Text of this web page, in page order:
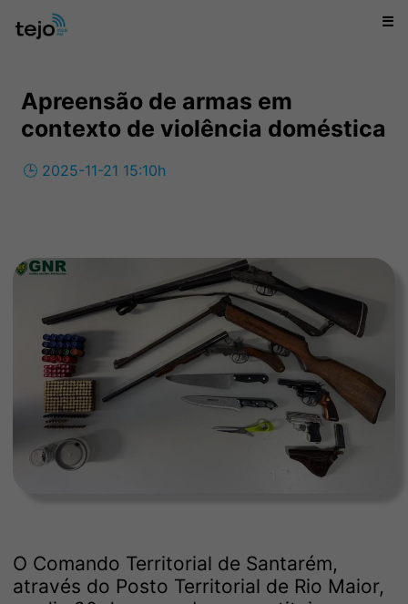
☰
Apreensão de armas em
contexto de violência doméstica
🕒 2025-11-21 15:10h
O Comando Territorial de Santarém,
através do Posto Territorial de Rio Maior,